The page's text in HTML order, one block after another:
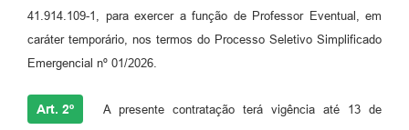
41.914.109-1, para exercer a função de Professor Eventual, em
caráter temporário, nos termos do Processo Seletivo Simplificado
Emergencial nº 01/2026.
Art. 2º A presente contratação terá vigência até 13 de